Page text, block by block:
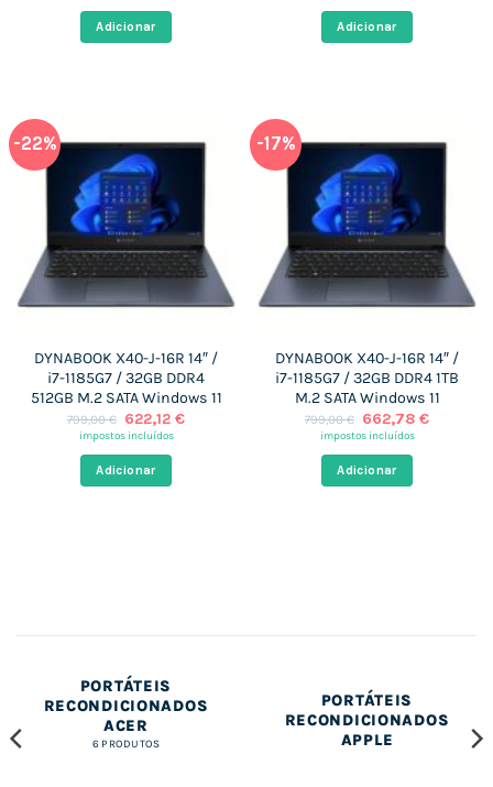
era:
799,00 €.
Adicionar
era:
688,00 €.
Adicionar
-22%
DYNABOOK X40-J-16R 14″ /
i7-1185G7 / 32GB DDR4
512GB M.2 SATA Windows 11
799,00€ O
preço
era:
799,00 €.
622,12€O
impostos incluídos
Adicionar
-17%
DYNABOOK X40-J-16R 14″ /
i7-1185G7 / 32GB DDR4 1TB
M.2 SATA Windows 11
799,00€ O
preço
era:
799,00 €.
662,78€O
impostos incluídos
Adicionar
PORTÁTEIS
RECONDICIONADOS
ACER
6 PRODUTOS
PORTÁTEIS
RECONDICIONADOS
APPLE